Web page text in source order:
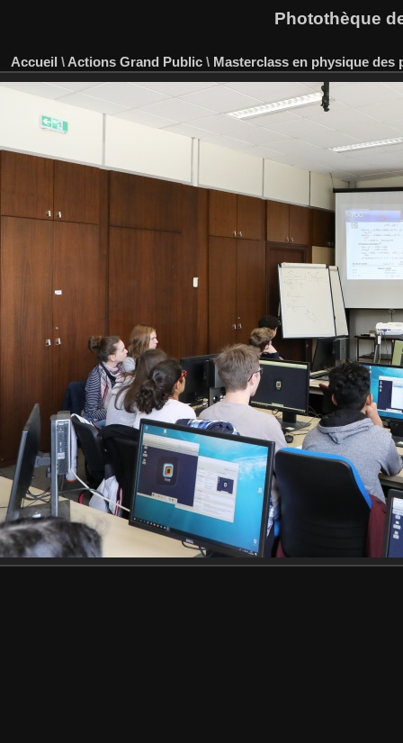
Photothèque
Accueil \ Actions Grand Public \ Masterclass en physique des